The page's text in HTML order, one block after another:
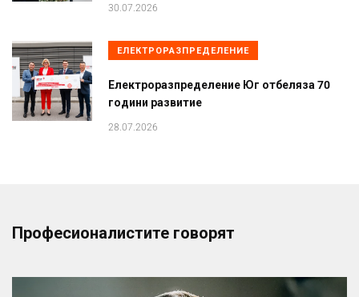
30.07.2026
ЕЛЕКТРОРАЗПРЕДЕЛЕНИЕ
Електроразпределение Юг отбеляза 70
години развитие
28.07.2026
Професионалистите говорят